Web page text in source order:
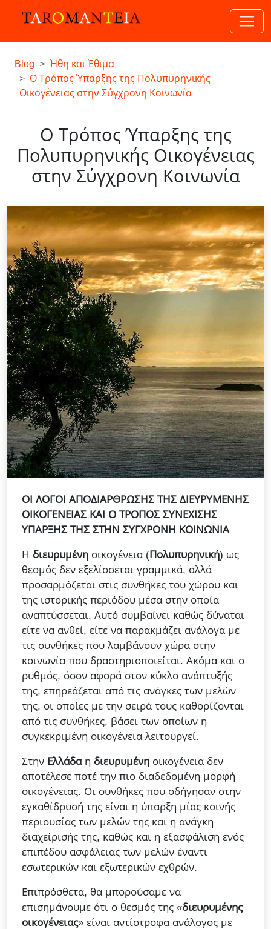
Blog
Ήθη και Έθιμα
Ο Τρόπος Ύπαρξης της Πολυπυρηνικής
Οικογένειας στην Σύγχρονη Κοινωνία
Ο Τρόπος Ύπαρξης της
Πολυπυρηνικής Οικογένειας
στην Σύγχρονη Κοινωνία
ΟΙ ΛΟΓΟΙ ΑΠΟΔΙΑΡΘΡΩΣΗΣ ΤΗΣ ΔΙΕΥΡΥΜΕΝΗΣ
ΟΙΚΟΓΕΝΕΙΑΣ ΚΑΙ Ο ΤΡΟΠΟΣ ΣΥΝΕΧΙΣΗΣ
ΥΠΑΡΞΗΣ ΤΗΣ ΣΤΗΝ ΣΥΓΧΡΟΝΗ ΚΟΙΝΩΝΙΑ
Η διευρυμένη οικογένεια (Πολυπυρηνική) ως
θεσμός δεν εξελίσσεται γραμμικά, αλλά
προσαρμόζεται στις συνθήκες του χώρου και
της ιστορικής περιόδου μέσα στην οποία
αναπτύσσεται. Αυτό συμβαίνει καθώς δύναται
είτε να ανθεί, είτε να παρακμάζει ανάλογα με
τις συνθήκες που λαμβάνουν χώρα στην
κοινωνία που δραστηριοποιείται. Ακόμα και ο
ρυθμός, όσον αφορά στον κύκλο ανάπτυξής
της, επηρεάζεται από τις ανάγκες των μελών
της, οι οποίες με την σειρά τους καθορίζονται
από τις συνθήκες, βάσει των οποίων η
συγκεκριμένη οικογένεια λειτουργεί.
Στην Ελλάδα η διευρυμένη οικογένεια δεν
αποτέλεσε ποτέ την πιο διαδεδομένη μορφή
οικογένειας. Οι συνθήκες που οδήγησαν στην
εγκαθίδρυσή της είναι η ύπαρξη μίας κοινής
περιουσίας των μελών της και η ανάγκη
διαχείρισής της, καθώς και η εξασφάλιση ενός
επιπέδου ασφάλειας των μελών έναντι
εσωτερικών και εξωτερικών εχθρών.
Επιπρόσθετα, θα μπορούσαμε να
επισημάνουμε ότι ο θεσμός της «διευρυμένης
οικογένειας» είναι αντίστροφα ανάλογος με